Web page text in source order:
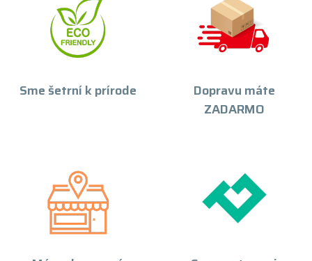
Sme šetrní k prírode
Dopravu máte
ZADARMO